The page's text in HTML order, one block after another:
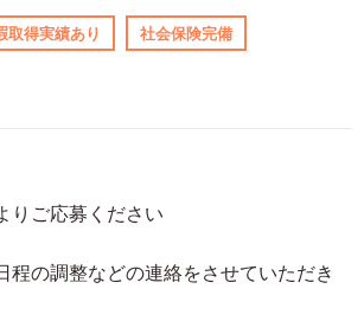
取得実績あり 社会保険完備
りご応募ください
程の調整などの連絡をさせていただき